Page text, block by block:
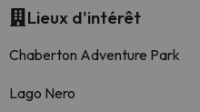
Lieux d'intérêt
Chaberton Adventure Park
Lago Nero